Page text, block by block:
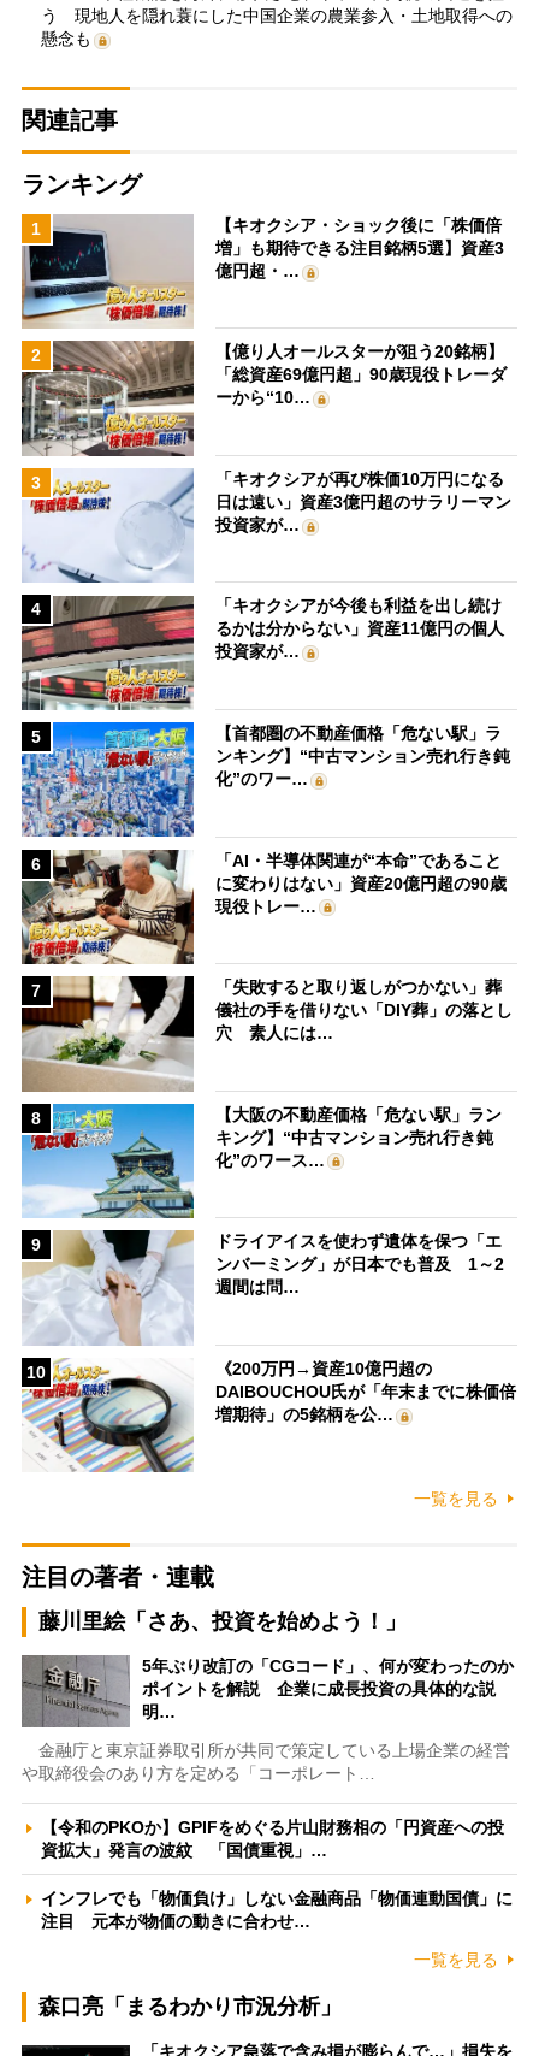
う 現地人を隠れ蓑にした中国企業の農業参入・土地取得への
懸念も
関連記事
ランキング
1
【キオクシア・ショック後に「株価倍
増」も期待できる注目銘柄5選】資産3
億円超・…
2
【億り人オールスターが狙う20銘柄】
「総資産69億円超」90歳現役トレーダ
ーから“10…
3
「キオクシアが再び株価10万円になる
日は遠い」資産3億円超のサラリーマン
投資家が…
4
「キオクシアが今後も利益を出し続け
るかは分からない」資産11億円の個人
投資家が…
5
【首都圏の不動産価格「危ない駅」ラ
ンキング】“中古マンション売れ行き鈍
化”のワー…
6
「AI・半導体関連が“本命”であること
に変わりはない」資産20億円超の90歳
現役トレー…
7
「失敗すると取り返しがつかない」葬
儀社の手を借りない「DIY葬」の落とし
穴 素人には…
8
【大阪の不動産価格「危ない駅」ラン
キング】“中古マンション売れ行き鈍
化”のワース…
9
ドライアイスを使わず遺体を保つ「エ
ンバーミング」が日本でも普及 1～2
週間は問…
10
《200万円→資産10億円超の
DAIBOUCHOU氏が「年末までに株価倍
増期待」の5銘柄を公…
一覧を見る
注目の著者・連載
藤川里絵「さあ、投資を始めよう！」
5年ぶり改訂の「CGコード」、何が変わったのか
ポイントを解説 企業に成長投資の具体的な説
明…
金融庁と東京証券取引所が共同で策定している上場企業の経営
や取締役会のあり方を定める「コーポレート…
【令和のPKOか】GPIFをめぐる片山財務相の「円資産への投
資拡大」発言の波紋 「国債重視」…
インフレでも「物価負け」しない金融商品「物価連動国債」に
注目 元本が物価の動きに合わせ…
一覧を見る
森口亮「まるわかり市況分析」
「キオクシア急落で含み損が膨らんで…」損失を